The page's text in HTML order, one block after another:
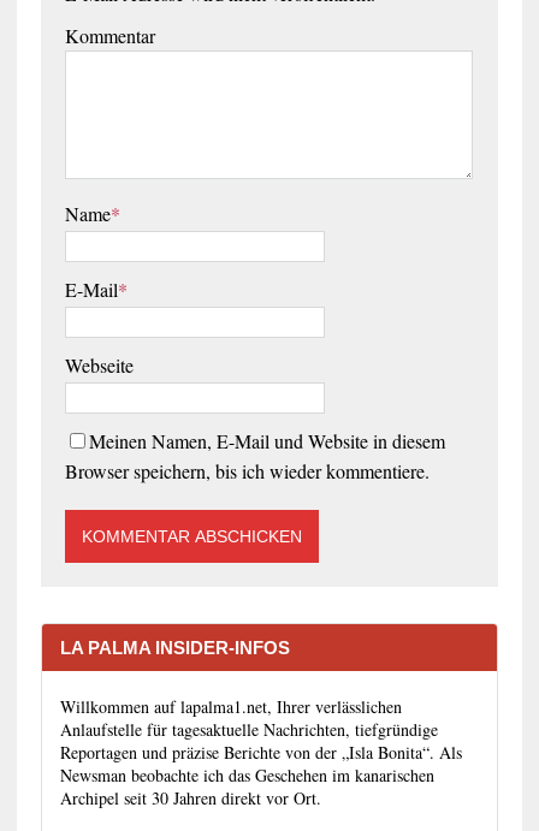
Kommentar
Name*
E-Mail*
Webseite
Meinen Namen, E-Mail und Website in diesem
Browser speichern, bis ich wieder kommentiere.
LA PALMA INSIDER-INFOS
Willkommen auf lapalma1.net, Ihrer verlässlichen
Anlaufstelle für tagesaktuelle Nachrichten, tiefgründige
Reportagen und präzise Berichte von der „Isla Bonita“. Als
Newsman beobachte ich das Geschehen im kanarischen
Archipel seit 30 Jahren direkt vor Ort.